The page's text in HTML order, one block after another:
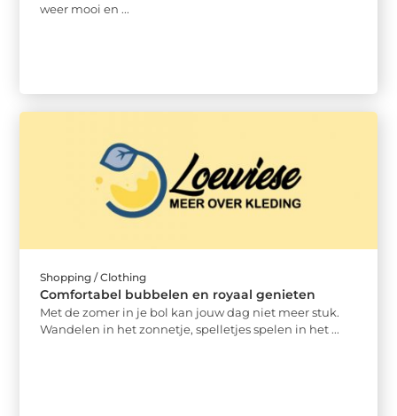
weer mooi en ...
Shopping / Clothing
Comfortabel bubbelen en royaal genieten
Met de zomer in je bol kan jouw dag niet meer stuk.
Wandelen in het zonnetje, spelletjes spelen in het ...